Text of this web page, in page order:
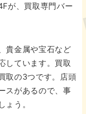
が、買取専門バー
貴金属や宝石など
しています。買取
取の3つです。店頭
スがあるので、事
う。